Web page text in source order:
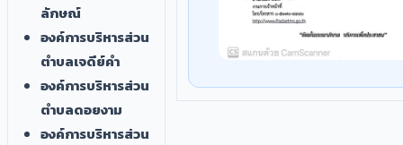
ลักษณ์
องค์การบริหารส่วน
ตำบลเจดีย์คำ
องค์การบริหารส่วน
ตำบลดอยงาม
องค์การบริหารส่วน